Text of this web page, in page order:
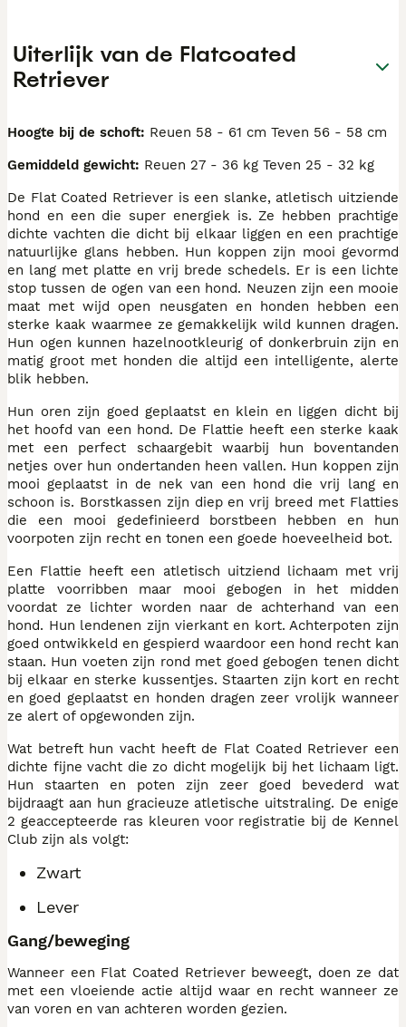
Uiterlijk van de Flatcoated
Retriever
Hoogte bij de schoft: Reuen 58 - 61 cm Teven 56 - 58 cm
Gemiddeld gewicht: Reuen 27 - 36 kg Teven 25 - 32 kg
De Flat Coated Retriever is een slanke, atletisch uitziende
hond en een die super energiek is. Ze hebben prachtige
dichte vachten die dicht bij elkaar liggen en een prachtige
natuurlijke glans hebben. Hun koppen zijn mooi gevormd
en lang met platte en vrij brede schedels. Er is een lichte
stop tussen de ogen van een hond. Neuzen zijn een mooie
maat met wijd open neusgaten en honden hebben een
sterke kaak waarmee ze gemakkelijk wild kunnen dragen.
Hun ogen kunnen hazelnootkleurig of donkerbruin zijn en
matig groot met honden die altijd een intelligente, alerte
blik hebben.
Hun oren zijn goed geplaatst en klein en liggen dicht bij
het hoofd van een hond. De Flattie heeft een sterke kaak
met een perfect schaargebit waarbij hun boventanden
netjes over hun ondertanden heen vallen. Hun koppen zijn
mooi geplaatst in de nek van een hond die vrij lang en
schoon is. Borstkassen zijn diep en vrij breed met Flatties
die een mooi gedefinieerd borstbeen hebben en hun
voorpoten zijn recht en tonen een goede hoeveelheid bot.
Een Flattie heeft een atletisch uitziend lichaam met vrij
platte voorribben maar mooi gebogen in het midden
voordat ze lichter worden naar de achterhand van een
hond. Hun lendenen zijn vierkant en kort. Achterpoten zijn
goed ontwikkeld en gespierd waardoor een hond recht kan
staan. Hun voeten zijn rond met goed gebogen tenen dicht
bij elkaar en sterke kussentjes. Staarten zijn kort en recht
en goed geplaatst en honden dragen zeer vrolijk wanneer
ze alert of opgewonden zijn.
Wat betreft hun vacht heeft de Flat Coated Retriever een
dichte fijne vacht die zo dicht mogelijk bij het lichaam ligt.
Hun staarten en poten zijn zeer goed bevederd wat
bijdraagt aan hun gracieuze atletische uitstraling. De enige
2 geaccepteerde ras kleuren voor registratie bij de Kennel
Club zijn als volgt:
Zwart
Lever
Gang/beweging
Wanneer een Flat Coated Retriever beweegt, doen ze dat
met een vloeiende actie altijd waar en recht wanneer ze
van voren en van achteren worden gezien.